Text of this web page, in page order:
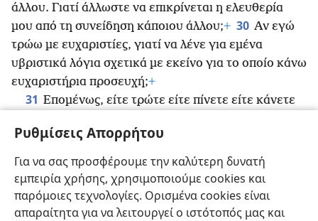
Ρυθμίσεις Απορρήτου
Για να σας προσφέρουμε την καλύτερη δυνατή
εμπειρία χρήσης, χρησιμοποιούμε cookies και
παρόμοιες τεχνολογίες. Ορισμένα cookies είναι
απαραίτητα για να λειτουργεί ο ιστότοπός μας και
άλλου. Γιατί άλλωστε να επικρίνεται η ελευθερία
μου από τη συνείδηση κάποιου άλλου;+ 30 Αν εγώ
τρώω με ευχαριστίες, γιατί να λένε για εμένα
υβριστικά λόγια σχετικά με εκείνο για το οποίο κάνω
ευχαριστήρια προσευχή;+
31 Επομένως, είτε τρώτε είτε πίνετε είτε κάνετε
Θεού.+ 32 Μη γίνεστε αιτία για πρόσκομμα ούτε σε
Ιουδαίους ούτε σε Έλληνες ούτε στην εκκλησία του
Θεού,+ 33 όπως εγώ προσπαθώ να τους ευαρεστώ
όλους σε όλα, μη επιζητώντας το δικό μου
συμφέρον+αλλά των πολλών για να σωθούν.+